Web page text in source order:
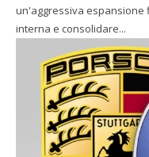
un'aggressiva espansione
interna e consolidare...